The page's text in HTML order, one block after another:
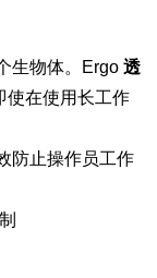
生物体。Ergo透
使在使用长工作
防止操作员工作